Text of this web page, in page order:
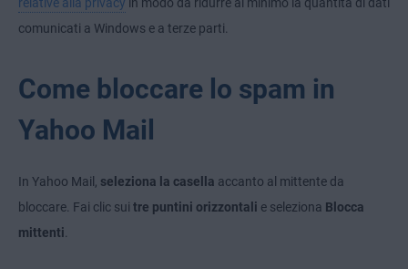
comunicati a Windows e a terze parti.
Come bloccare lo spam in
Yahoo Mail
In Yahoo Mail, seleziona la casella accanto al mittente da
bloccare. Fai clic sui tre puntini orizzontali e seleziona Blocca
mittenti